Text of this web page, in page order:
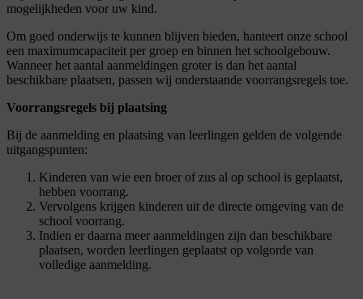
mogelijkheden voor uw kind.
Om goed onderwijs te kunnen blijven bieden, hanteert onze school
een maximumcapaciteit per groep en binnen het schoolgebouw.
Wanneer het aantal aanmeldingen groter is dan het aantal
beschikbare plaatsen, passen wij onderstaande voorrangsregels toe.
Voorrangsregels bij plaatsing
Bij de aanmelding en plaatsing van leerlingen gelden de volgende
uitgangspunten:
Kinderen van wie een broer of zus al op school is geplaatst,
hebben voorrang.
Vervolgens krijgen kinderen uit de directe omgeving van de
school voorrang.
Indien er daarna meer aanmeldingen zijn dan beschikbare
plaatsen, worden leerlingen geplaatst op volgorde van
volledige aanmelding.